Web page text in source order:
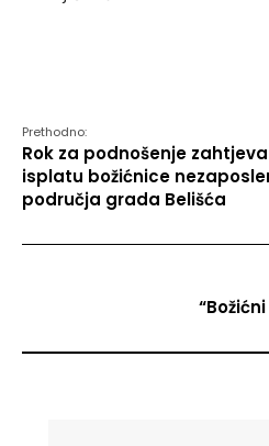
Prethodno:
Rok za podnošenje
isplatu božićnice
područja grada Belišća